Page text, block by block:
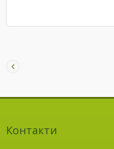
Контакти